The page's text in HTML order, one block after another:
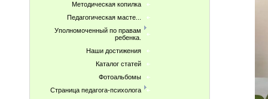
Методическая копилка
Педагогическая масте...
Уполномоченный по правам
ребенка.
Наши достижения
Каталог статей
Фотоальбомы
Страница педагога-психолога